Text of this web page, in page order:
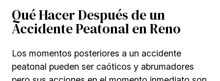
Qué Hacer Después de un
Accidente Peatonal en Reno
Los momentos posteriores a un accidente
peatonal pueden ser caóticos y abrumadores